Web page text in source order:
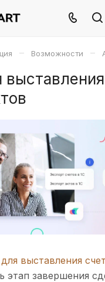
– Возможности –
выставления
выставления
этап завершения